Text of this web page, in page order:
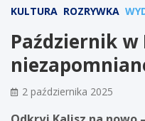
KULTURA ROZRYWKA
Październik w
2 października 2025